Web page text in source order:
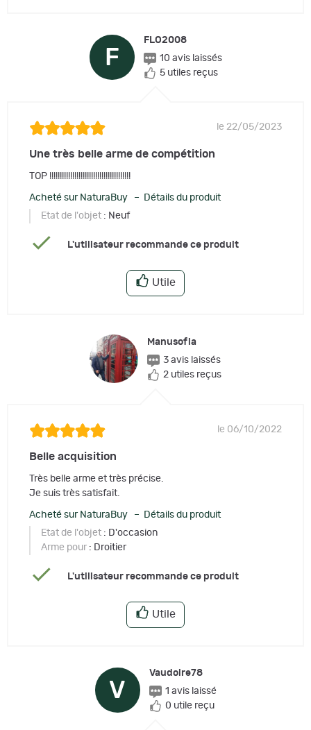
F
FLO2008
10 avis laissés
5 utiles reçus
le 22/05/2023
Une très belle arme de compétition
TOP !!!!!!!!!!!!!!!!!!!!!!!!!!!!!!!!!!!!!!!
Acheté sur NaturaBuy – Détails du produit
Etat de l'objet : Neuf
L'utilisateur recommande ce produit
Utile
Manusofia
3 avis laissés
2 utiles reçus
le 06/10/2022
Belle acquisition
Très belle arme et très précise.
Je suis très satisfait.
Acheté sur NaturaBuy – Détails du produit
Etat de l'objet : D'occasion
Arme pour : Droitier
L'utilisateur recommande ce produit
Utile
V
Vaudoire78
1 avis laissé
0 utile reçu